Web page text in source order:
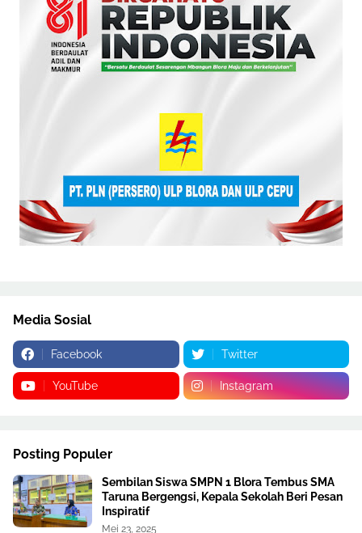
Media Sosial
Facebook Twitter
YouTube Instagram
Posting Populer
Sembilan Siswa SMPN 1 Blora Tembus SMA
Taruna Bergengsi, Kepala Sekolah Beri Pesan
Inspiratif
Mei 23, 2025